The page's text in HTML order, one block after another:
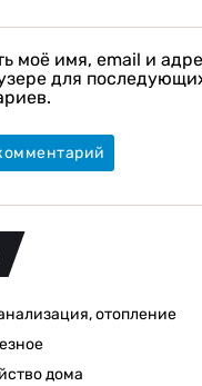
моё имя, email и
для
отопление
дома